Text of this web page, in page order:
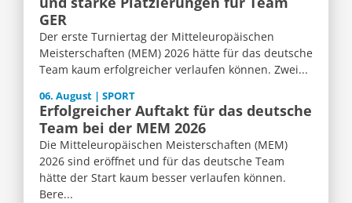
GER
Der erste Turniertag der Mitteleuropäischen
Meisterschaften (MEM) 2026 hätte für das deutsche
Team kaum erfolgreicher verlaufen können. Zwei...
06. August | SPORT
Erfolgreicher Auftakt für das deutsche
Team bei der MEM 2026
Die Mitteleuropäischen Meisterschaften (MEM)
2026 sind eröffnet und für das deutsche Team
hätte der Start kaum besser verlaufen können.
Bere...